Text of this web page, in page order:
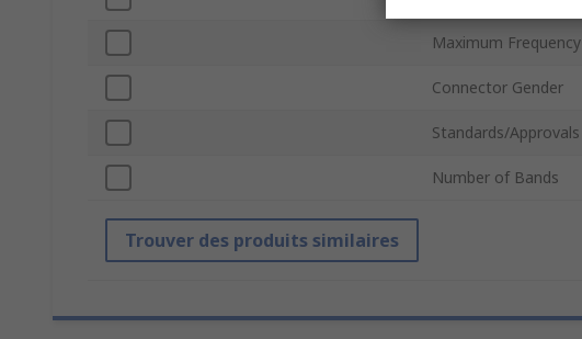
Maximum Frequency
Connector Gender
Standards/Approvals
Number of Bands
Trouver des produits similaires